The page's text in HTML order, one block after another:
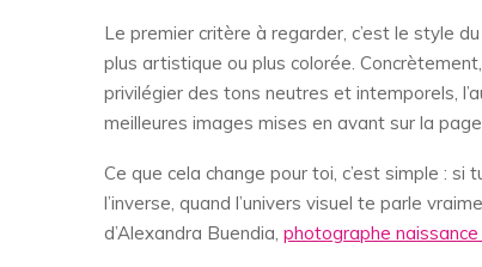
Le premier critère à regarder, c’est le style
plus artistique ou plus colorée.
privilégier des tons neutres et intemporels,
meilleures images mises en avant sur la page
Ce que cela change pour toi, c’est simple :
l’inverse, quand l’univers visuel te parle
d’Alexandra Buendia, photographe naissance